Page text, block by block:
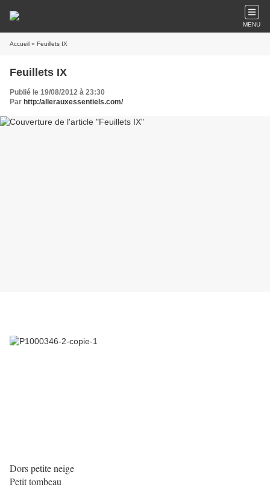
MENU
Accueil » Feuillets IX
Feuillets IX
Publié le 19/08/2012 à 23:30
Par http:/allerauxessentiels.com/
Dors petite neige
Petit tombeau